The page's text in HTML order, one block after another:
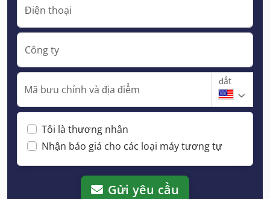
Điện thoại
Công ty
Mã bưu chính và địa điểm
đất
Tôi là thương nhân
Nhận báo giá cho các loại máy tương tự
Gửi yêu cầu